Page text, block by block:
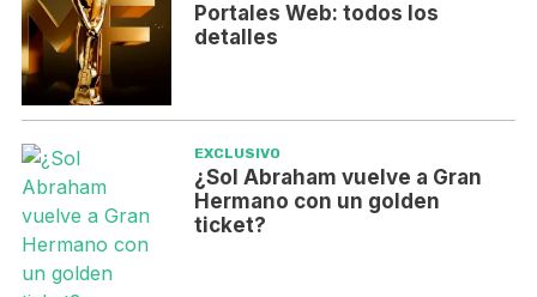
Portales Web: todos los
detalles
EXCLUSIVO
¿Sol Abraham vuelve a Gran
Hermano con un golden
ticket?